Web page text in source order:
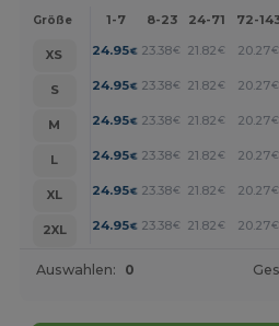
Größe 1-7 8-23 24-71 72-
XS 24.95€ 23.38€ 21.82 € 20.27€
S
24.95€ 23.38€ 21.82 € 20.27€
M
24.95€ 23.38€ 21.82 € 20.27€
L
24.95€ 23.38€ 21.82 € 20.27€
XL
24.95€ 23.38€ 21.82 € 20.27€
2XL
24.95€ 23.38€ 21.82 € 20.27€
Auswahlen: 0